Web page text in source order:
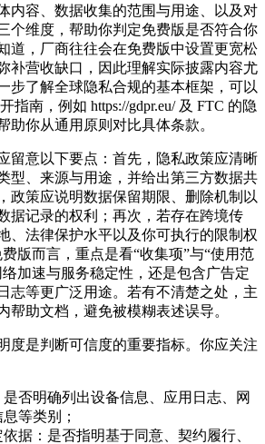
内容、数据收集的范围与用途、以及对
个维度，帮助你判定免费版是否符合你
道，厂商往往会在免费版中设置更宽松
补营收缺口，因此理解实际披露内容尤
步了解全球隐私合规的基本框架，可以
指南，例如 https://gdpr.eu/ 及 FTC 的隐
助你从通用原则对比具体条款。
留意以下要点：首先，隐私政策应清晰
型、来源与用途，并给出第三方数据共
政策应说明数据保留期限、删除机制以
据记录的权利；再次，若存在跨境传
、法律保护水平以及你可执行的限制权
版而言，重点是看“收集项”与“使用范
加速与服务稳定性，还是包含广告定
志等更广泛用途。若有不清楚之处，主
帮助文档，避免被模糊表述误导。
度是判断可信度的重要指标。你应关注
否明确列出设备信息、应用日志、网
等类别；
据：是否指明基于同意、契约履行、